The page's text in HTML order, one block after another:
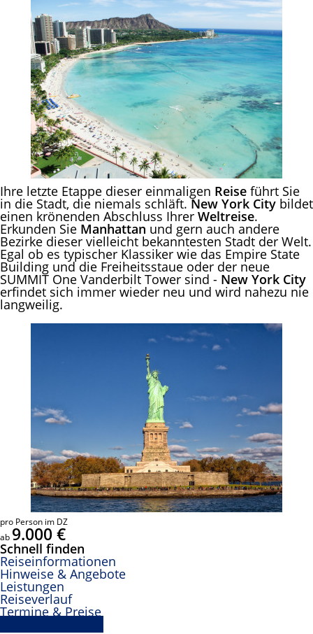
Ihre letzte Etappe dieser einmaligen Reise führt Sie
in die Stadt, die niemals schläft.New York City bildet
einen krönenden Abschluss Ihrer Weltreise.
Erkunden Sie Manhattan und gern auch andere
Bezirke dieser vielleicht bekanntesten Stadt der Welt.
Egal ob es typischer Klassiker wie das Empire State
Building und die Freiheitsstaue oder der neue
SUMMIT One Vanderbilt Tower sind - New York City
erfindet sich immer wieder neu und wird nahezu nie
langweilig.
pro Person im DZ
ab 9.000 €
Schnell finden
Reiseinformationen
Hinweise & Angebote
Leistungen
Reiseverlauf
Termine & Preise